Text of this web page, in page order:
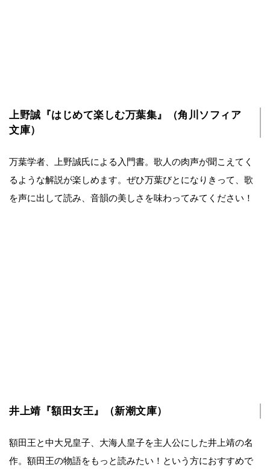
上野誠『はじめて楽しむ万葉集』（角川ソフィア
文庫）
万葉学者、上野誠氏による入門書。歌人の肉声が聞こえてく
るような解説が楽しめます。ぜひ万葉びとになりきって、歌
を声に出して読み、音韻の美しさを味わってみてください！
井上靖『額田女王』（新潮文庫）
額田王と中大兄皇子、大海人皇子を主人公にした井上靖の名
作。額田王の物語をもっと読みたい！という方におすすめで